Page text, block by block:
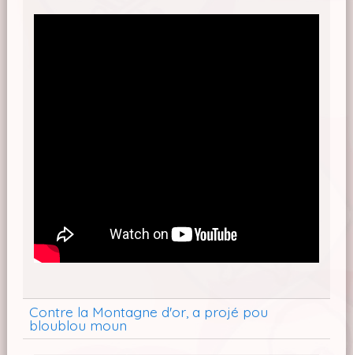
Contre la Montagne d'or, a projé pou
bloublou moun